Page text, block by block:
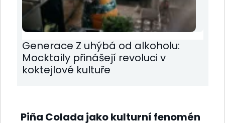
Generace Z uhýbá od alkoholu:
Mocktaily přinášejí revoluci v
koktejlové kultuře
Piña Colada jako kulturní fenomén